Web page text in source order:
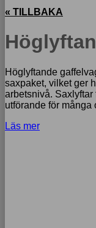
« TILLBAKA
Höglyftande
saxpaket, vilket ger
arbetsnivå.
utförande för många
Läs mer